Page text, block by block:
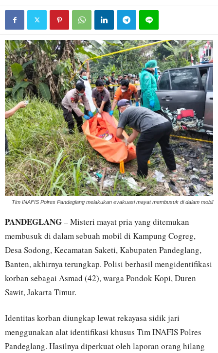
Tim INAFIS Polres Pandeglang melakukan evakuasi mayat membusuk di dalam mobil
PANDEGLANG– Misteri mayat pria yang ditemukan
membusuk di dalam sebuah mobil di Kampung Cogreg,
Desa Sodong, Kecamatan Saketi, Kabupaten Pandeglang,
Banten, akhirnya terungkap. Polisi berhasil mengidentifikasi
korban sebagai Asmad (42), warga Pondok Kopi, Duren
Sawit, Jakarta Timur.
Identitas korban diungkap lewat rekayasa sidik jari
menggunakan alat identifikasi khusus Tim INAFIS Polres
Pandeglang. Hasilnya diperkuat oleh laporan orang hilang